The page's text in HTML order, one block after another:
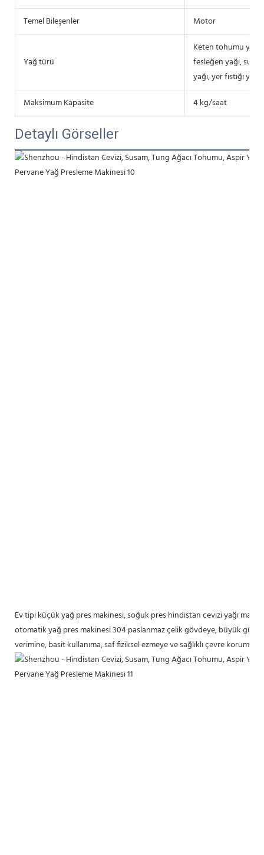
Temel Bileşenler
Motor
Yağ türü
Keten tohumu
fesleğen yağı,
yağı, yer fıstığı
Maksimum Kapasite
4 kg/saat
Detaylı Görseller
Ev tipi küçük yağ pres makinesi, soğuk pres hindistan cevizi yağı
otomatik yağ pres makinesi 304 paslanmaz çelik gövdeye, büyük
verimine, basit kullanıma, saf fiziksel ezmeye ve sağlıklı çevre